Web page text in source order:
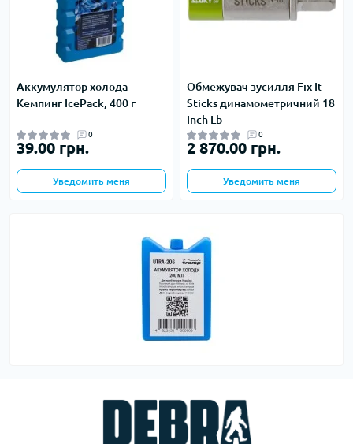
Аккумулятор холода
Кемпинг IcePack, 400 г
0
39.00 грн.
Уведомить меня
Обмежувач зусилля Fix It
Sticks динамометричний 18
Inch Lb
0
2 870.00 грн.
Уведомить меня